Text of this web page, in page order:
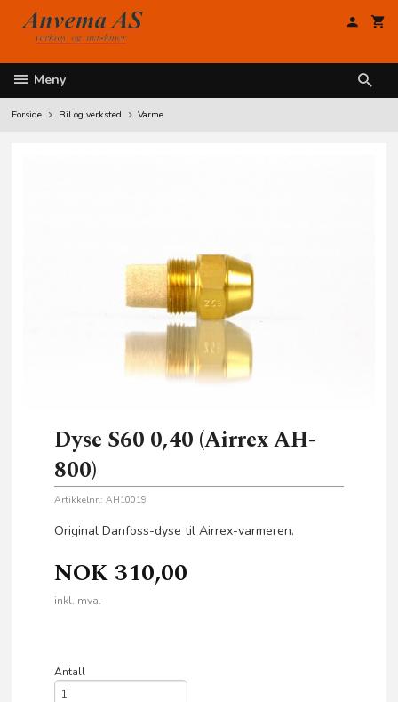
innholdet
Meny
Forside Bil og verksted Varme
Dyse S60 0,40 (Airrex AH-
800)
Artikkelnr.: AH10019
Original Danfoss-dyse til Airrex-varmeren.
NOK 310,00
inkl. mva.
Antall